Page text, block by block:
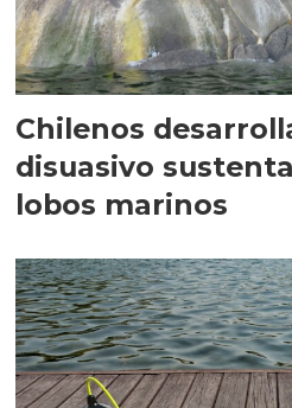
Chilenos
disuasivo
lobos marinos